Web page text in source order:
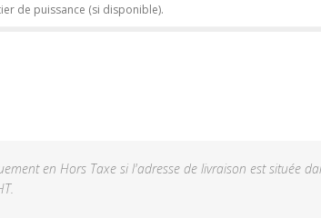
de puissance (si disponible).
en Hors Taxe si l'adresse de livraison est située